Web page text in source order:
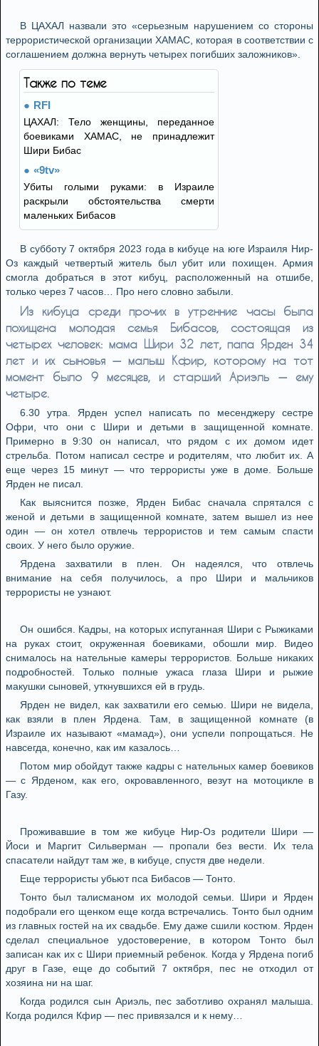
В ЦАХАЛ назвали это «серьезным нарушением со стороны
террористической организации ХАМАС, которая в соответствии с
соглашением должна вернуть четырех погибших заложников».
Также по теме
RFI
ЦАХАЛ: Тело женщины, переданное
боевиками ХАМАС, не принадлежит
Шири Бибас
«9tv»
Убиты голыми руками: в Израиле
раскрыли обстоятельства смерти
маленьких Бибасов
В субботу 7 октября 2023 года в кибуце на юге Израиля Нир-
Оз каждый четвертый житель был убит или похищен. Армия
смогла добраться в этот кибуц, расположенный на отшибе,
только через 7 часов… Про него словно забыли.
Из кибуца среди прочих в утренние часы была
похищена молодая семья Бибасов, состоящая из
четырех человек: мама Шири 32 лет, папа Ярден 34
лет и их сыновья — малыш Кфир, которому на тот
момент было 9 месяцев, и старший Ариэль — ему
четыре.
6.30 утра. Ярден успел написать по месенджеру сестре
Офри, что они с Шири и детьми в защищенной комнате.
Примерно в 9:30 он написал, что рядом с их домом идет
стрельба. Потом написал сестре и родителям, что любит их. А
еще через 15 минут — что террористы уже в доме. Больше
Ярден не писал.
Как выяснится позже, Ярден Бибас сначала спрятался с
женой и детьми в защищенной комнате, затем вышел из нее
один — он хотел отвлечь террористов и тем самым спасти
своих. У него было оружие.
Ярдена захватили в плен. Он надеялся, что отвлечь
внимание на себя получилось, а про Шири и мальчиков
террористы не узнают.
Он ошибся. Кадры, на которых испуганная Шири с Рыжиками
на руках стоит, окруженная боевиками, обошли мир. Видео
снималось на нательные камеры террористов. Больше никаких
подробностей. Только полные ужаса глаза Шири и рыжие
макушки сыновей, уткнувшихся ей в грудь.
Ярден не видел, как захватили его семью. Шири не видела,
как взяли в плен Ярдена. Там, в защищенной комнате (в
Израиле их называют «мамад»), они успели попрощаться. Не
навсегда, конечно, как им казалось…
Потом мир обойдут также кадры с нательных камер боевиков
— с Ярденом, как его, окровавленного, везут на мотоцикле в
Газу.
Проживавшие в том же кибуце Нир-Оз родители Шири —
Йоси и Маргит Сильверман — пропали без вести. Их тела
спасатели найдут там же, в кибуце, спустя две недели.
Еще террористы убьют пса Бибасов — Тонто.
Тонто был талисманом их молодой семьи. Шири и Ярден
подобрали его щенком еще когда встречались. Тонто был одним
из главных гостей на их свадьбе. Ему даже сшили костюм. Ярден
сделал специальное удостоверение, в котором Тонто был
записан как их с Шири приемный ребенок. Когда у Ярдена погиб
друг в Газе, еще до событий 7 октября, пес не отходил от
хозяина ни на шаг.
Когда родился сын Ариэль, пес заботливо охранял малыша.
Когда родился Кфир — пес привязался и к нему…